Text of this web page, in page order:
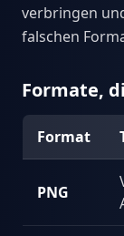
verbringen
falschen
Formate,
Format
PNG